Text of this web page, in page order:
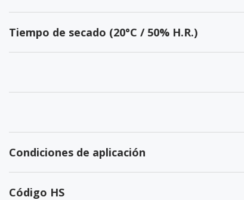
Tiempo de secado (20°C / 50% H.R.)
Condiciones de aplicación
Código HS